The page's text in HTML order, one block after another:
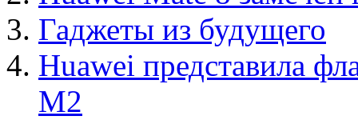
Гаджеты из будущего
Huawei представила
M2